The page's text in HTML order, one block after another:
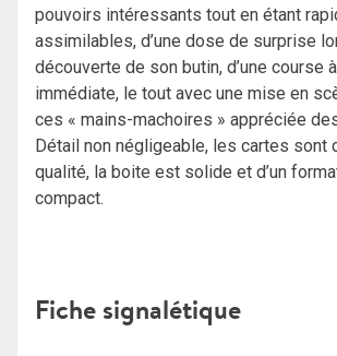
pouvoirs intéressants tout en étant
assimilables, d’une dose de surprise
découverte de son butin, d’une course
immédiate, le tout avec une mise en
ces « mains-machoires » appréciée
Détail non négligeable, les cartes sont
qualité, la boite est solide et d’un
compact.
Fiche signalétique